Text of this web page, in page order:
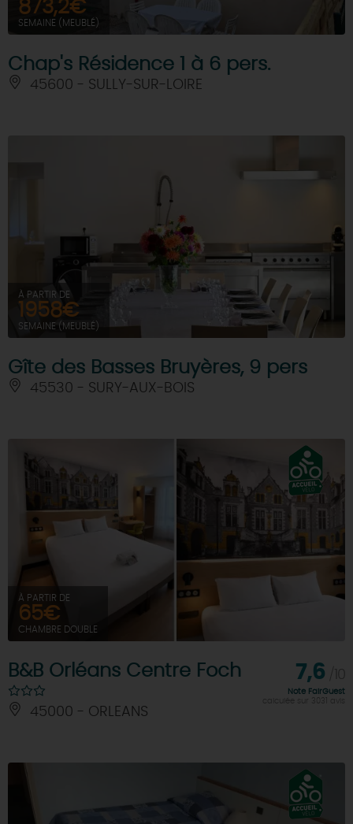
873,2€
SEMAINE (MEUBLÉ)
Chap's Résidence 1 à 6 pers.
45600 - SULLY-SUR-LOIRE
À PARTIR DE
1958€
SEMAINE (MEUBLÉ)
Gîte des Basses Bruyères, 9 pers
45530 - SURY-AUX-BOIS
À PARTIR DE
65€
CHAMBRE DOUBLE
B&B Orléans Centre Foch
45000 - ORLEANS
7,6
Note FairGuest
calculée sur 3031 avis